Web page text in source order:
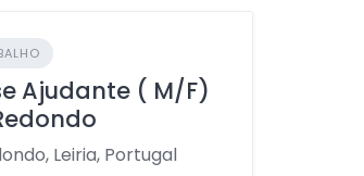
Ajudante ( M/F)
Leiria, Portugal